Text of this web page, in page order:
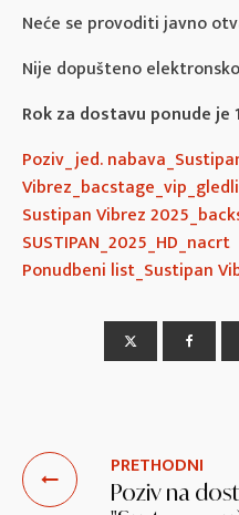
Neće se provoditi javno
Nije dopušteno
Rok za dostavu ponude je
Poziv_jed.
Sustipan Vibrez
SUSTIPAN_2025_HD_nacrt
Ponudbeni list_Sustipan
PRETHODNI
Poziv na